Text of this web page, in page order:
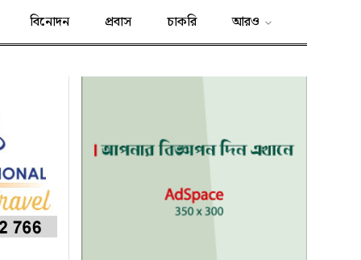
বিনোদন প্রবাস চাকরি আরও